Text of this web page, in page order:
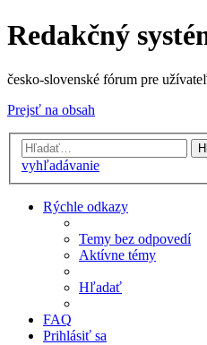
Redakčný
česko-slovenské fórum pre
Prejsť na obsah
vyhľadávanie
Rýchle odkazy
Temy bez odpovedí
Aktívne témy
Hľadať
FAQ
Prihlásiť sa